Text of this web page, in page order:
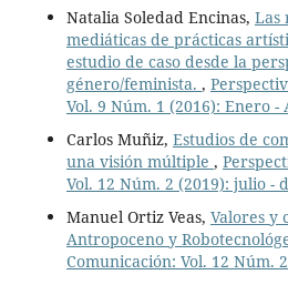
Natalia Soledad Encinas, Las
mediáticas de prácticas
estudio de caso desde la
género/feminista. ,
Vol. 9 Núm. 1 (2016): Enero -
Carlos Muñiz, Estudios de
una visión múltiple ,
Vol. 12 Núm. 2 (2019): julio -
Manuel Ortiz Veas, Valores y
Antropoceno y
Comunicación: Vol. 12 Núm.